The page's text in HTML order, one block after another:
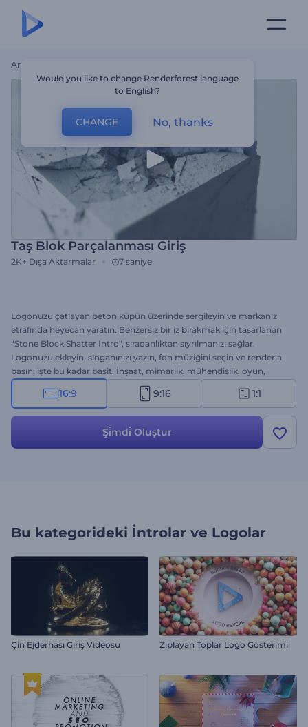
Ana Sayfa
Taş Blok Parçalanması Giriş
2K+ Dışa Aktarmalar 7 saniye
Logonuzu çatlayan beton küpün üzerinde sergileyin ve markanız
etrafında heyecan yaratın. Benzersiz bir iz bırakmak için tasarlanan
"Stone Block Shatter Intro", sıradanlıktan sıyrılmanızı sağlar.
Logonuzu ekleyin, sloganınızı yazın, fon müziğini seçin ve render'a
basın; işte bu kadar basit. İnşaat, mimarlık, mühendislik, oyun,
teknoloji ve daha birçok sektör için idealdir. Hemen deneyin ve
logonuzun sessizliği bozmasına izin verin!
16:9 9:16 1:1
Şi̇mdi̇ Oluştur
Bu kategorideki İntrolar ve Logolar
Çin Ejderhası Giriş Videosu Zıplayan Toplar Logo Gösterimi
Would you like to change Renderforest language
to English?
CHANGE No, thanks